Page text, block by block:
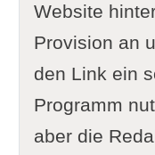
Website
Provision an
den Link ein
Programm
aber die